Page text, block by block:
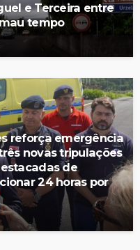
e Terceira entre
tempo
reforça emergência
novas tripulações
de
24 horas por